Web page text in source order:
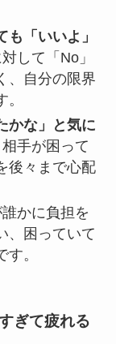
「いいよ」
して「No」
、自分の限界
かな」と気に
手が困って
後々まで心配
かに負担を
、困っていて
。
ぎて疲れる